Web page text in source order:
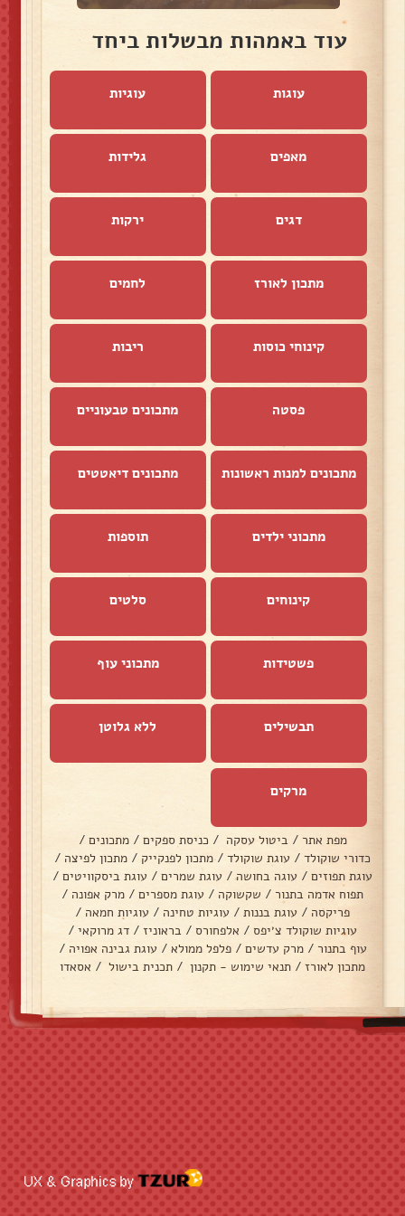
עוד באמהות מבשלות ביחד
עוגות עוגיות
מאפים גלידות
דגים ירקות
מתכון לאורז לחמים
קינוחי כוסות ריבות
פסטה מתכונים טבעוניים
מתכונים למנות ראשונות מתכונים דיאטטים
מתכוני ילדים תוספות
קינוחים סלטים
פשטידות מתכוני עוף
תבשילים ללא גלוטן
מרקים
מפת אתר / ביטול עסקה / כניסת ספקים / מתכונים /
כדורי שוקולד / עוגת שוקולד / מתכון לפנקייק / מתכון לפיצה /
עוגת תפוזים / עוגה בחושה / עוגת שמרים / עוגת ביסקוויטים /
תפוח אדמה בתנור / שקשוקה / עוגת מספרים / מרק אפונה /
פריקסה / עוגת בננות / עוגיות טחינה / עוגיות חמאה /
עוגיות שוקולד צ׳יפס / אלפחורס / בראוניז / דג מרוקאי /
עוף בתנור / מרק עדשים / פלפל ממולא / עוגת גבינה אפויה /
מתכון לאורז / תנאי שימוש - תקנון / תכנית בישול / אסאדו